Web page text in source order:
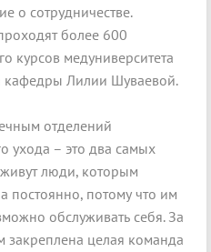
о сотрудничестве.
более 600
курсов медуниверситета
кафедры Лилии Шуваевой.
отделений
ухода – это два самых
люди, которым
постоянно, потому что им
обслуживать себя. За
целая команда